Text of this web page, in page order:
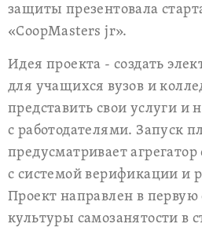
защиты презентовала
«CoopMasters jr».
Идея проекта - создать
для учащихся вузов и
представить свои услуги и
с работодателями. Запуск
предусматривает
с системой верификации и
Проект направлен в первую
культуры самозанятости в